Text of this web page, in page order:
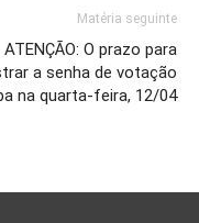
Matéria seguinte
ATENÇÃO: O prazo para
a senha de votação
na quarta-feira, 12/04